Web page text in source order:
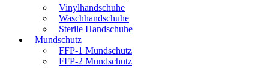
Vinylhandschuhe
Waschhandschuhe
Sterile Handschuhe
Mundschutz
FFP-1 Mundschutz
FFP-2 Mundschutz